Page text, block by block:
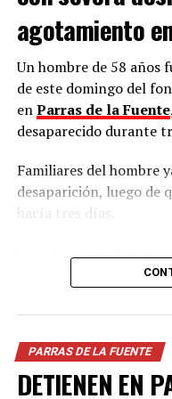
RESCATAN CON VIDA A
ARROYO EN PARRAS
agotamiento
Un hombre de 58 años
de este domingo del
enParras de la Fuente
desaparecido durante
Familiares del hombre
desaparición, luego de
hacía tres días.
hipótesis es que
hierba aplastada.
La movilización ocurrió
de que en grupos de
PARRAS DE LA FUENTE
DETIENEN EN